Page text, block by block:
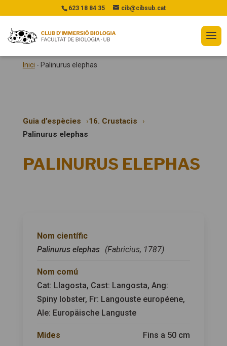
623 18 84 35 cib@cibsub.cat
Inici - Palinurus elephas
Guia d’espècies
16. Crustacis
Palinurus elephas
PALINURUS ELEPHAS
Nom científic
Palinurus elephas (Fabricius, 1787)
Nom comú
Cat: Llagosta, Cast: Langosta, Ang:
Spiny lobster, Fr: Langouste européene,
Ale: Europäische Languste
Mides Fins a 50 cm